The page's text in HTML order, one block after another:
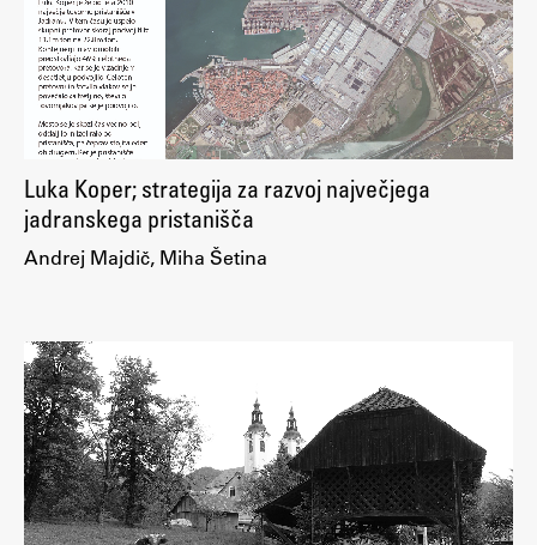
Luka Koper; strategija za razvoj največjega
jadranskega pristanišča
Andrej Majdič, Miha Šetina